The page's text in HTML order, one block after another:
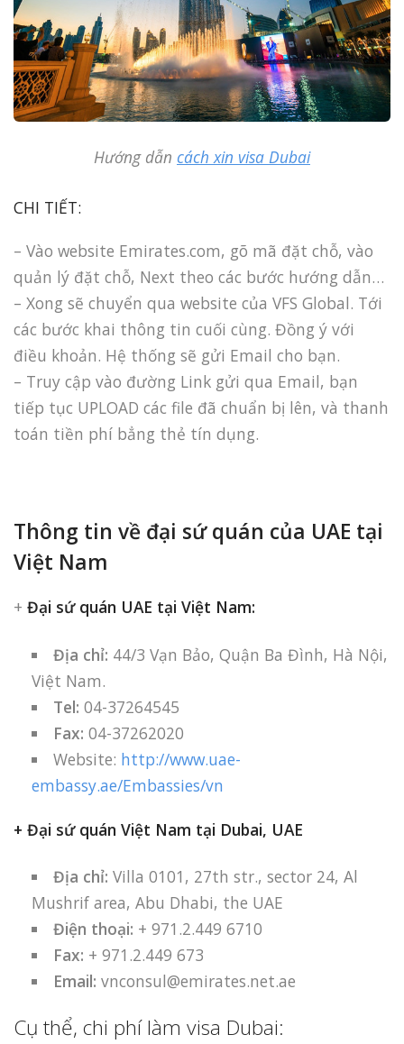
Hướng dẫn cách xin visa Dubai
CHI TIẾT:
– Vào website Emirates.com, gõ mã đặt chỗ, vào
quản lý đặt chỗ, Next theo các bước hướng dẫn…
– Xong sẽ chuyển qua website của VFS Global. Tới
các bước khai thông tin cuối cùng. Đồng ý với
điều khoản. Hệ thống sẽ gửi Email cho bạn.
– Truy cập vào đường Link gửi qua Email, bạn
tiếp tục UPLOAD các file đã chuẩn bị lên, và thanh
toán tiền phí bẳng thẻ tín dụng.
Thông tin về đại sứ quán của UAE tại
Việt Nam
+ Đại sứ quán UAE tại Việt Nam:
Địa chỉ: 44/3 Vạn Bảo, Quận Ba Đình, Hà Nội,
Việt Nam.
Tel: 04-37264545
Fax: 04-37262020
Website: http://www.uae-
embassy.ae/Embassies/vn
+ Đại sứ quán Việt Nam tại Dubai, UAE
Địa chỉ: Villa 0101, 27th str., sector 24, Al
Mushrif area, Abu Dhabi, the UAE
Điện thoại: + 971.2.449 6710
Fax: + 971.2.449 673
Email: vnconsul@emirates.net.ae
Cụ thể, chi phí làm visa Dubai: